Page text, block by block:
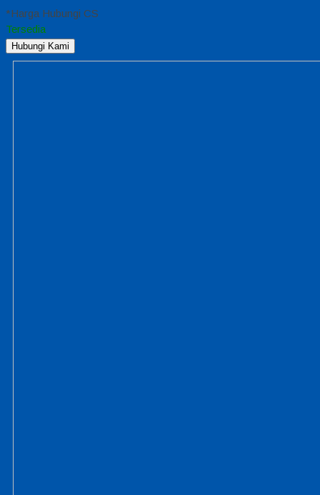
*Harga Hubungi CS
Tersedia
Hubungi Kami